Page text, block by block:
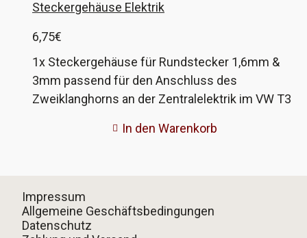
Steckergehäuse Elektrik
6,75€
1x Steckergehäuse für Rundstecker 1,6mm &
3mm passend für den Anschluss des
Zweiklanghorns an der Zentralelektrik im VW T3
Sonderausstattung Zweiklanghorn an der ZE.
971 997
In den Warenkorb
Impressum
Allgemeine Geschäftsbedingungen
Datenschutz